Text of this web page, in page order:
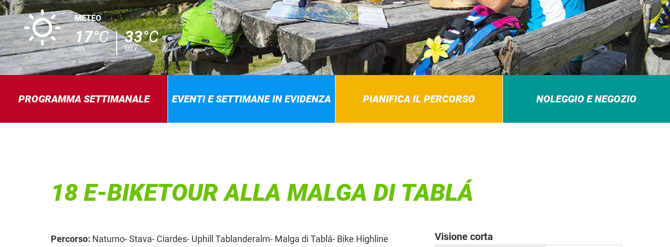
B METEO
17°C
MIN.
33°C
MAX.
PROGRAMMA SETTIMANALE EVENTI E SETTIMANE IN EVIDENZA PIANIFICA IL PERCORSO NOLEGGIO E NEGOZIO
18 E-BIKETOUR ALLA MALGA DI TABLÁ
Visione corta
Percorso: Naturno- Stava- Ciardes- Uphill Tablanderalm- Malga di Tablá- Bike Highline